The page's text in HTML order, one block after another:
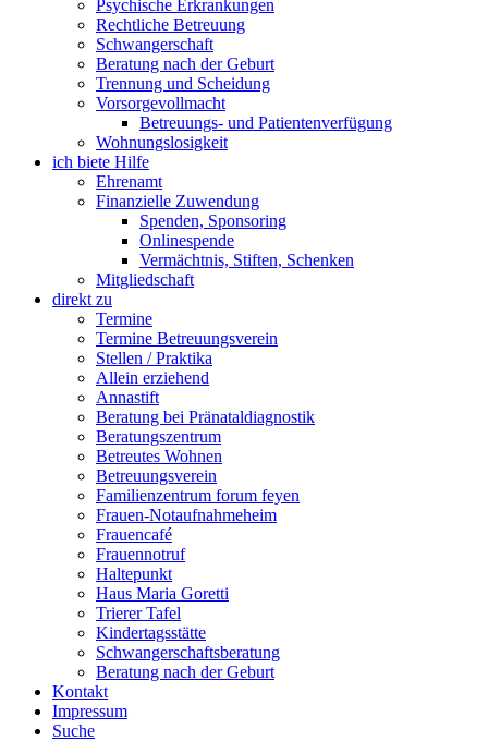
Psychische Erkrankungen
Rechtliche Betreuung
Schwangerschaft
Beratung nach der Geburt
Trennung und Scheidung
Vorsorgevollmacht
Betreuungs- und Patientenverfügung
Wohnungslosigkeit
ich biete Hilfe
Ehrenamt
Finanzielle Zuwendung
Spenden, Sponsoring
Onlinespende
Vermächtnis, Stiften, Schenken
Mitgliedschaft
direkt zu
Termine
Termine Betreuungsverein
Stellen / Praktika
Allein erziehend
Annastift
Beratung bei Pränataldiagnostik
Beratungszentrum
Betreutes Wohnen
Betreuungsverein
Familienzentrum forum feyen
Frauen-Notaufnahmeheim
Frauencafé
Frauennotruf
Haltepunkt
Haus Maria Goretti
Trierer Tafel
Kindertagsstätte
Schwangerschaftsberatung
Beratung nach der Geburt
Kontakt
Impressum
Suche